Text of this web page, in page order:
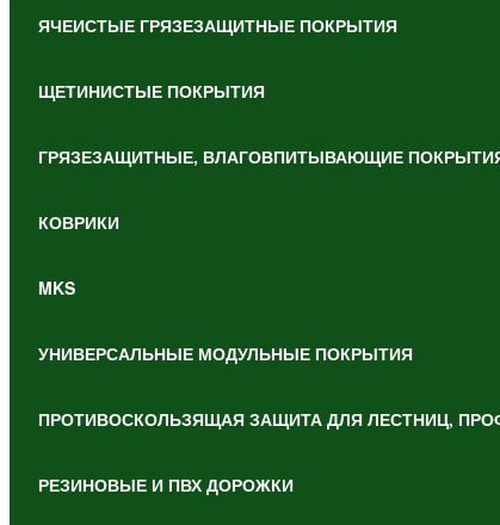
ЯЧЕИСТЫЕ ГРЯЗЕЗАЩИТНЫЕ ПОКРЫТИЯ
ЩЕТИНИСТЫЕ ПОКРЫТИЯ
ГРЯЗЕЗАЩИТНЫЕ, ВЛАГОВПИТЫВАЮЩИЕ
КОВРИКИ
MKS
УНИВЕРСАЛЬНЫЕ МОДУЛЬНЫЕ ПОКРЫТИЯ
ПРОТИВОСКОЛЬЗЯЩАЯ ЗАЩИТА ДЛЯ ЛЕСТНИЦ,
РЕЗИНОВЫЕ И ПВХ ДОРОЖКИ